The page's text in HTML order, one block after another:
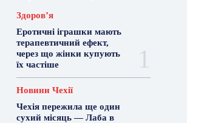
Здоровʼя
Еротичні іграшки мають
терапевтичний ефект,
через що жінки купують
їх частіше
Новини Чехії
Чехія пережила ще один
сухий місяць — Лаба в